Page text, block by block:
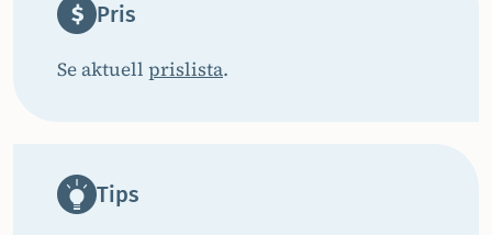
Pris
Se aktuell prislista.
Tips